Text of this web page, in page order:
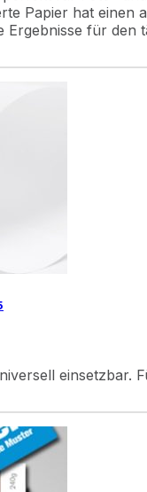
Papier hat einen
für den
einsetzbar.